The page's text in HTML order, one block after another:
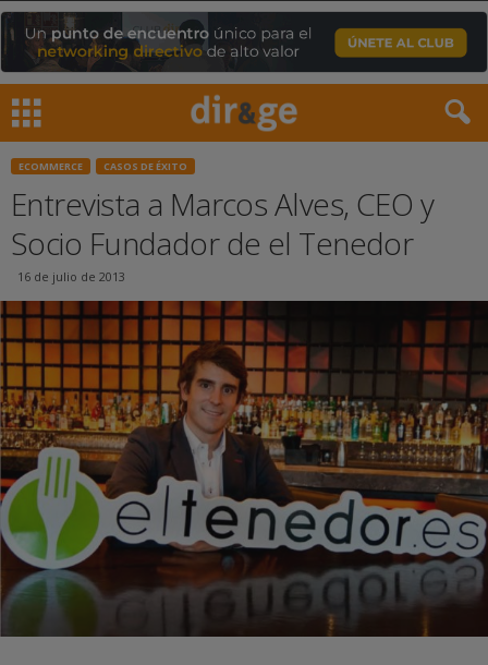
ECOMMERCE CASOS DE ÉXITO
Entrevista a Marcos Alves, CEO y
Socio Fundador de el Tenedor
16 de julio de 2013